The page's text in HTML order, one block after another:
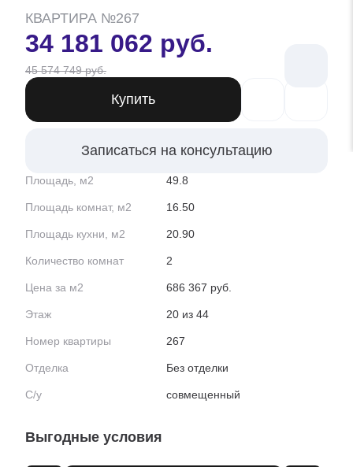
КВАРТИРА №267
34 181 062 руб.
45 574 749 руб.
Купить
Записаться на консультацию
Площадь, м2 49.8
Площадь комнат, м2 16.50
Площадь кухни, м2 20.90
Количество комнат 2
Цена за м2 686 367 руб.
Этаж 20 из 44
Номер квартиры 267
Отделка Без отделки
С/у совмещенный
Выгодные условия